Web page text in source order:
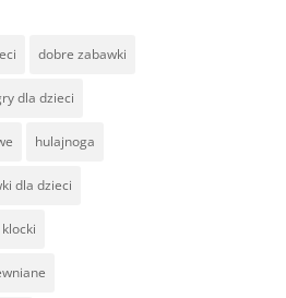
dobre zabawki
dla dzieci
hulajnoga
dla dzieci
klocki